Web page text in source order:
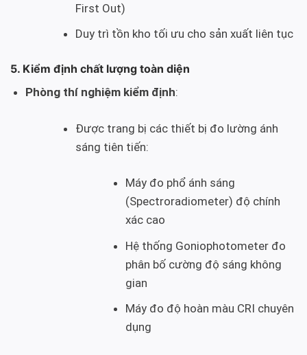
First Out)
Duy trì tồn kho tối ưu cho sản xuất liên tục
5. Kiểm định chất lượng toàn diện
Phòng thí nghiệm kiểm định:
Được trang bị các thiết bị đo lường ánh
sáng tiên tiến:
Máy đo phổ ánh sáng
(Spectroradiometer) độ chính
xác cao
Hệ thống Goniophotometer đo
phân bố cường độ sáng không
gian
Máy đo độ hoàn màu CRI chuyên
dụng